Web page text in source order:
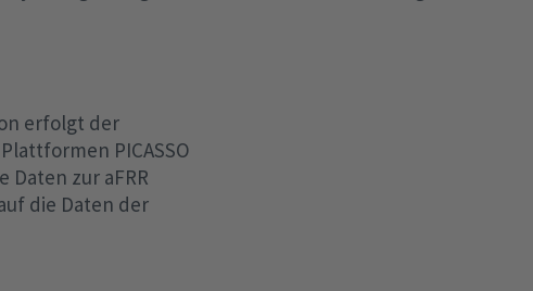
erfolgt der
PICASSO
Daten zur aFRR
die Daten der